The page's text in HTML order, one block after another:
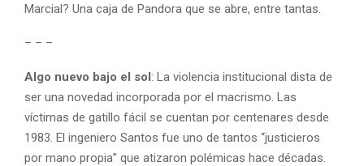
Marcial? Una caja de Pandora que se abre, entre tantas.
– – –
Algo nuevo bajo el sol: La violencia institucional dista de
ser una novedad incorporada por el macrismo. Las
víctimas de gatillo fácil se cuentan por centenares desde
1983. El ingeniero Santos fue uno de tantos “justicieros
por mano propia” que atizaron polémicas hace décadas.